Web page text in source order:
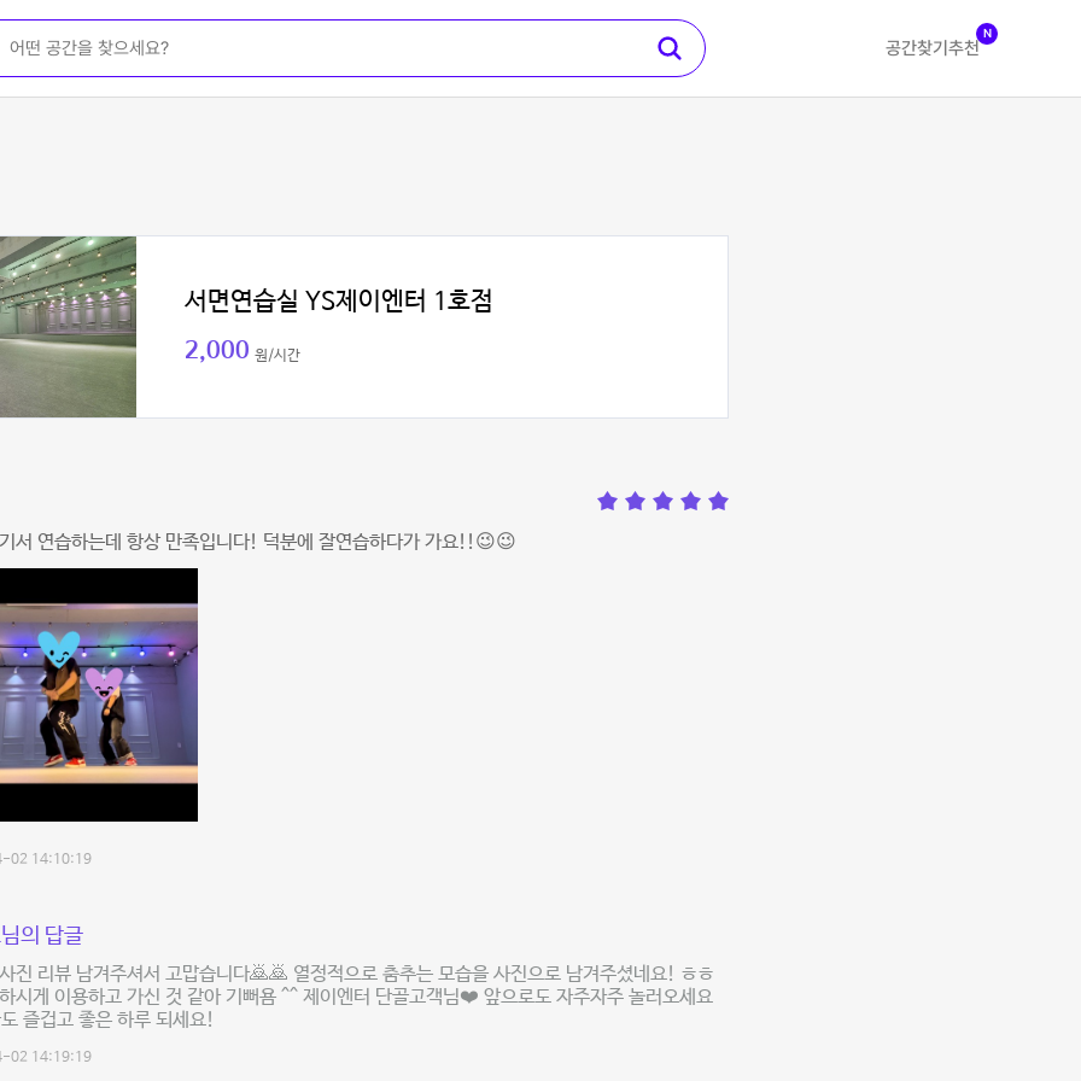
공간찾기 추천
N
서면연습실 YS제이엔터 1호점
2,000 원/시간
서 연습하는데 항상 만족입니다! 덕분에 잘연습하다가 가요!!😉😉
02 14:10:19
의 답글
진 리뷰 남겨주셔서 고맙습니다🙇🙇 열정적으로 춤추는 모습을 사진으로 남겨주셨네요! ㅎㅎ
시게 이용하고 가신 것 같아 기뻐욤 ^^ 제이엔터 단골고객님❤️ 앞으로도 자주자주 놀러오세요
즐겁고 좋은 하루 되세요!
02 14:19:19